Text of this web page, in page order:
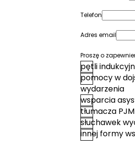
Telefon
Adres email
Proszę o
pętli
pomocy w
wydarzenia
wsparcia
tłumacza PJM
słuchawek
innej formy